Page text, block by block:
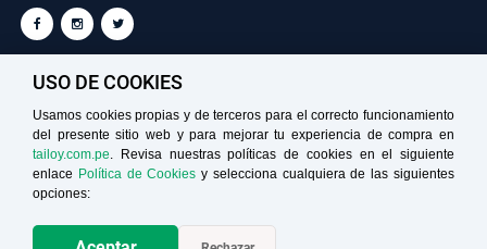
TAILOY S.A. RUC: 20100049181
Medios de Pago
USO DE COOKIES
Usamos cookies propias y de terceros para el correcto funcionamiento
del presente sitio web y para mejorar tu experiencia de compra en
tailoy.com.pe. Revisa nuestras políticas de cookies en el siguiente
enlace Política de Cookies y selecciona cualquiera de las siguientes
opciones: